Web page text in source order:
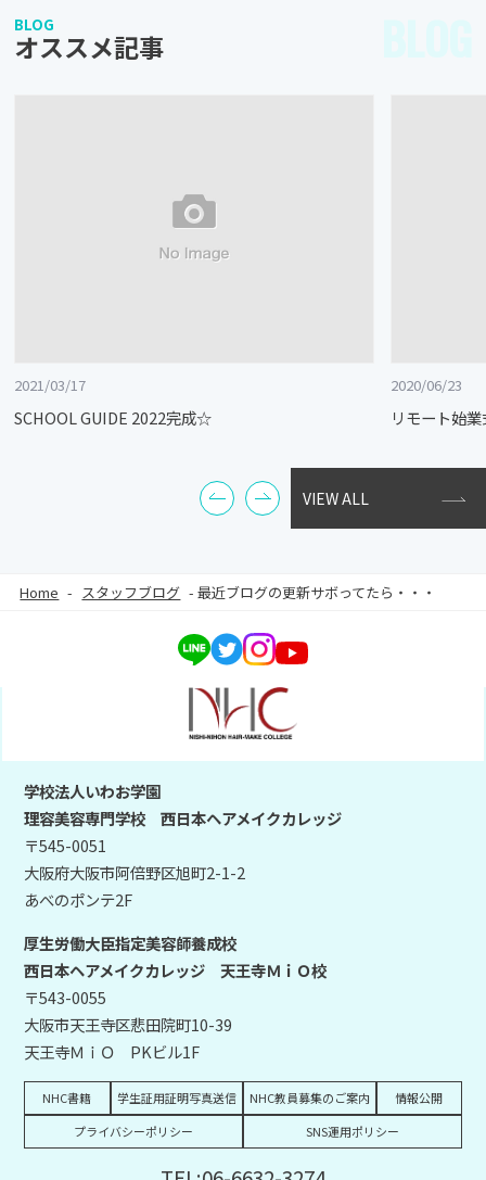
BLOG
オススメ記事
2021/03/17
SCHOOL GUIDE 2022完成☆
2020/06/23
リモート始
VIEW ALL
Home - スタッフブログ -最近ブログの更新サボってたら・・・
学校法人いわお学園
理容美容専門学校 西日本ヘアメイクカレッジ
〒545-0051
大阪府大阪市阿倍野区旭町2-1-2
あべのポンテ2F
厚生労働大臣指定美容師養成校
西日本ヘアメイクカレッジ 天王寺ＭｉＯ校
〒543-0055
大阪市天王寺区悲田院町10-39
天王寺ＭｉＯ PKビル1F
NHC書籍 学生証用証明写真送信 NHC教員募集のご案内
情報公開
プライバシーポリシー
SNS運用ポリシー